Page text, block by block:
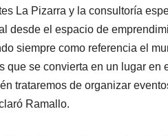
La Pizarra y la consultoría
desde el espacio de
siempre como referencia el
que se convierta en un lugar
trataremos de organizar
Ramallo.